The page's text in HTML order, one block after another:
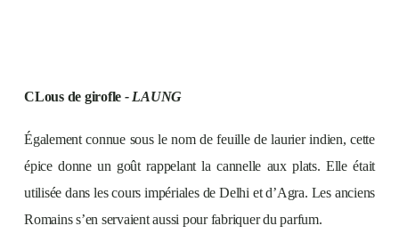
CLous de girofle - LAUNG
Également connue sous le nom de feuille de laurier indien, cette
épice donne un goût rappelant la cannelle aux plats. Elle était
utilisée dans les cours impériales de Delhi et d’Agra. Les anciens
Romains s’en servaient aussi pour fabriquer du parfum.